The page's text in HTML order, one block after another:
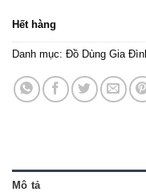
Hết hàng
Danh mục: Đồ Dùng Gia
Mô tả